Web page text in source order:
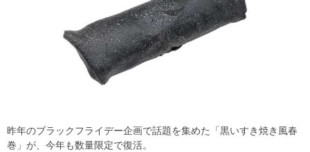
昨年のブラックフライデー企画で話題を集めた「黒いすき焼き風春
巻」が、今年も数量限定で復活。